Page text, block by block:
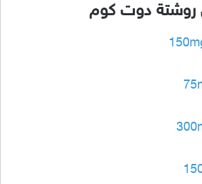
روشتة دوت كوم